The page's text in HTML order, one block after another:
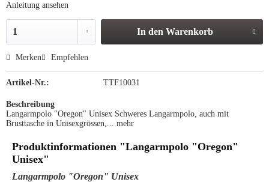
Anleitung ansehen
In den Warenkorb
Merken Empfehlen
Artikel-Nr.: TTF10031
Beschreibung
Langarmpolo "Oregon" Unisex Schweres Langarmpolo, auch mit
Brusttasche in Unisexgrössen,... mehr
Produktinformationen "Langarmpolo "Oregon"
Unisex"
Langarmpolo "Oregon" Unisex